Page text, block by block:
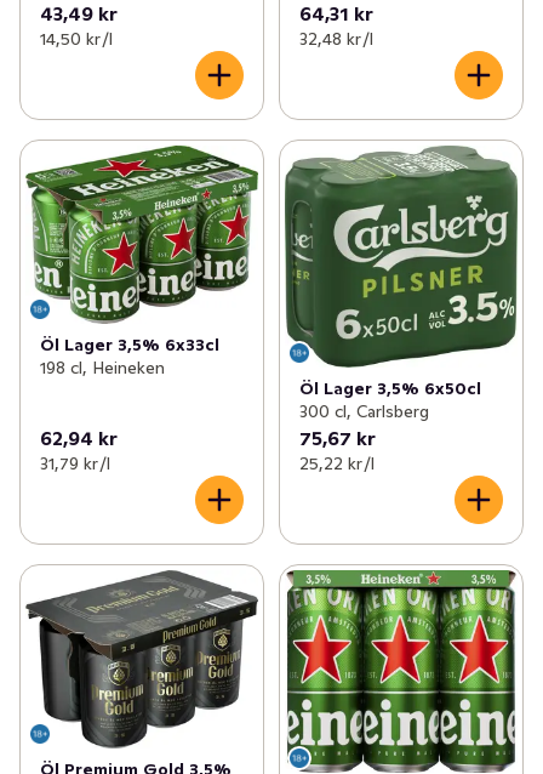
43,49 kr
14,50 kr /l
64,31 kr
32,48 kr /l
Öl Lager 3,5% 6x33cl
198 cl, Heineken
62,94 kr
31,79 kr /l
Öl Lager 3,5% 6x50cl
300 cl, Carlsberg
75,67 kr
25,22 kr /l
Öl Premium Gold 3,5%